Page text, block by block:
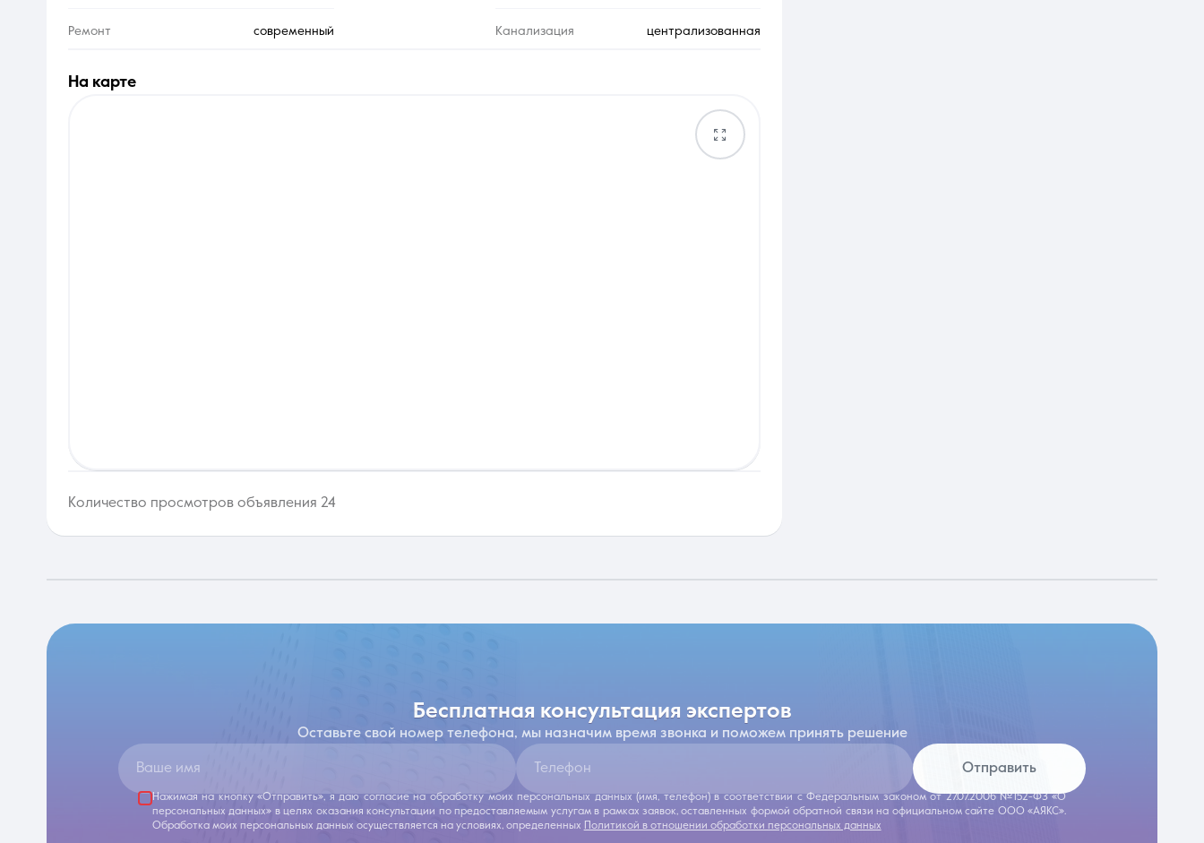
Ремонт современный Канализация централизованная
на карте
Количество просмотров объявления 24
бесплатная консультация экспертов
Оставьте свой номер телефона, мы назначим время звонка и поможем принять решение
Ваше имя Телефон Отправить
Нажимая на кнопку «Отправить», я даю согласие на обработку моих персональных данных (имя, телефон) в соответствии с Федеральным законом от 27.07.2006 №152-ФЗ «О
персональных данных» в целях оказания консультации по предоставляемым услугам в рамках заявок, оставленных формой обратной связи на официальном сайте ООО «АЯКС».
Обработка моих персональных данных осуществляется на условиях, определенных Политикой в отношении обработки персональных данных